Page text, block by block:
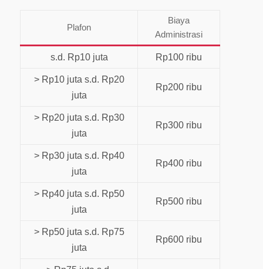
Plafon
Biaya
Administrasi
s.d. Rp10 juta Rp100 ribu
> Rp10 juta s.d. Rp20
juta
Rp200 ribu
> Rp20 juta s.d. Rp30
juta
Rp300 ribu
> Rp30 juta s.d. Rp40
juta
Rp400 ribu
> Rp40 juta s.d. Rp50
juta
Rp500 ribu
> Rp50 juta s.d. Rp75
juta
Rp600 ribu